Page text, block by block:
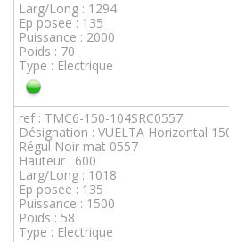
Larg/Long : 1294
Ep posee : 135
Puissance : 2000
Poids : 70
Type : Electrique
ref : TMC6-150-104SRC0557
Désignation : VUELTA Horizontal
Régul Noir mat 0557
Hauteur : 600
Larg/Long : 1018
Ep posee : 135
Puissance : 1500
Poids : 58
Type : Electrique